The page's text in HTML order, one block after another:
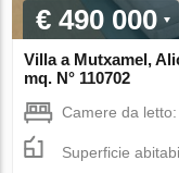
€ 490 000
Villa a Mutxamel,
mq. N° 110702
Camere da
Superficie